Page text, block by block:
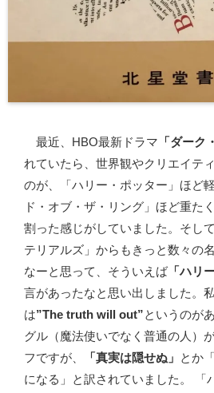
最近、HBO最新ドラマ 「ダーク
れていたら、世界観やクリエイテ
のが、「ハリー・ポッター」ほど
ド・オブ・ザ・リング」ほど重た
割った感じがしていました。そし
テリアルズ」からもきっと数々の
なーと思って、そういえば「ハリ
言があったなと思い出しました。
は”The truth will out”というのが
グル（魔法使いでなく普通の人）
フですが、
「真実は隠せぬ」 とか
になる」と訳されていました。 「